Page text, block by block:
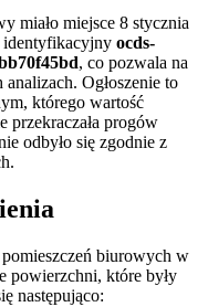
miało miejsce 8 stycznia
identyfikacyjny ocds-
, co pozwala na
Ogłoszenie to
którego wartość
przekraczała progów
odbyło się zgodnie z
pomieszczeń biurowych w
powierzchni, które były
następująco: